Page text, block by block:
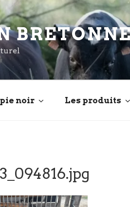
noir Les produits